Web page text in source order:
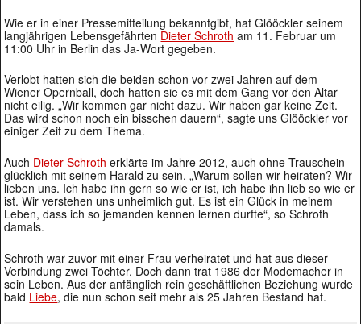
Wie er in einer Pressemitteilung bekanntgibt, hat Glööckler seinem
langjährigen LebensgefährtenDieter Schroth am 11. Februar um
11:00 Uhr in Berlin das Ja-Wort gegeben.
Verlobt hatten sich die beiden schon vor zwei Jahren auf dem
Wiener Opernball, doch hatten sie es mit dem Gang vor den Altar
nicht eilig. „Wir kommen gar nicht dazu. Wir haben gar keine Zeit.
Das wird schon noch ein bisschen dauern“, sagte uns Glööckler vor
einiger Zeit zu dem Thema.
Auch Dieter Schroth erklärte im Jahre 2012, auch ohne Trauschein
glücklich mit seinem Harald zu sein. „Warum sollen wir heiraten? Wir
lieben uns. Ich habe ihn gern so wie er ist, ich habe ihn lieb so wie er
ist. Wir verstehen uns unheimlich gut. Es ist ein Glück in meinem
Leben, dass ich so jemanden kennen lernen durfte“, so Schroth
damals.
Schroth war zuvor mit einer Frau verheiratet und hat aus dieser
Verbindung zwei Töchter. Doch dann trat 1986 der Modemacher in
sein Leben. Aus der anfänglich rein geschäftlichen Beziehung wurde
bald Liebe, die nun schon seit mehr als 25 Jahren Bestand hat.